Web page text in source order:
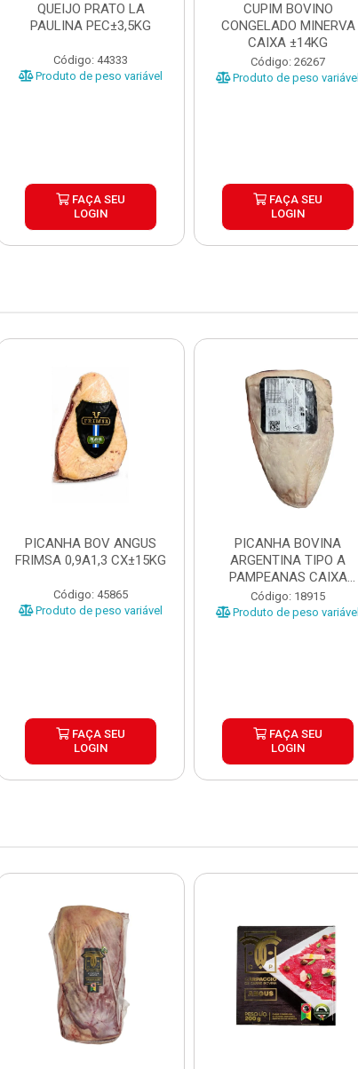
QUEIJO PRATO LA
PAULINA PEC±3,5KG
Código: 44333
Produto de peso variável
FAÇA SEU
LOGIN
CUPIM BOVINO
CONGELADO MINERVA
CAIXA ±14KG
Código: 26267
Produto de peso variável
FAÇA SEU
LOGIN
PICANHA BOV ANGUS
FRIMSA 0,9A1,3 CX±15KG
Código: 45865
Produto de peso variável
FAÇA SEU
LOGIN
PICANHA BOVINA
ARGENTINA TIPO A
PAMPEANAS CAIXA
±20KG PEÇAS ...
Código: 18915
Produto de peso variável
FAÇA SEU
LOGIN